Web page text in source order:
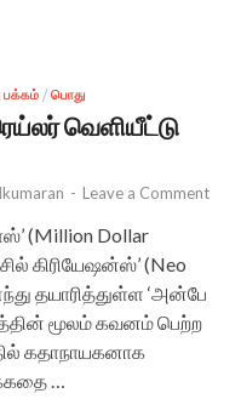
/ பொது
வெளியீட்டு
- Leave a Comment
(Million Dollar
கிரியேஷன்ஸ்’ (Neo
தயாரித்துள்ள ‘அன்பே
மூலம் கவனம் பெற்ற
கதாநாயகனாக
…